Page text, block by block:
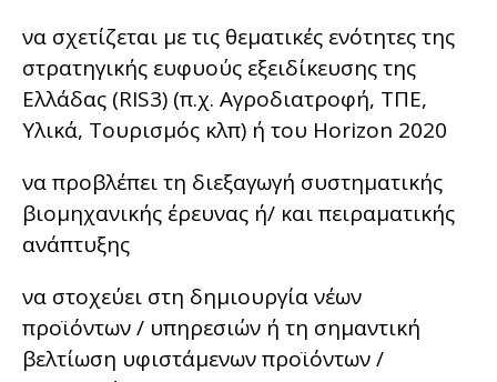
να σχετίζεται με τις θεματικές ενότητες της
στρατηγικής ευφυούς εξειδίκευσης της
Ελλάδας (RIS3) (π.χ. Αγροδιατροφή, ΤΠΕ,
Υλικά, Τουρισμός κλπ) ή του Horizon 2020
να προβλέπει τη διεξαγωγή συστηματικής
βιομηχανικής έρευνας ή/ και πειραματικής
ανάπτυξης
να στοχεύει στη δημιουργία νέων
προϊόντων / υπηρεσιών ή τη σημαντική
βελτίωση υφιστάμενων προϊόντων /